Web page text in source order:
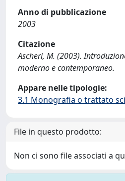
Anno di pubblicazione
2003
Citazione
Ascheri, M. (2003).
moderno e contemporaneo.
Appare nelle tipologie:
3.1 Monografia o trattato
File in questo prodotto:
Non ci sono file associati a